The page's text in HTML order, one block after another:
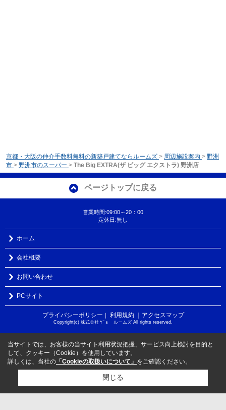
京都・大阪の仲介手数料無料の新築戸建てならルームズ > 周辺施設案内 > 野洲
市 > 野洲市のスーパー > The Big EXTRA(ザ ビッグ エクストラ) 野洲店
ページトップに戻る
営業時間:09:00～20：00
定休日:無し
ホーム
会社概要
お問い合わせ
PCサイト
プライバシーポリシー ｜ 利用規約 ｜アクセスマップ
Copyright(c) 株式会社Ｙ‘ｓ ルームズ All rights reserved.
当サイトでは、お客様の当サイト利用状況把握、サービス向上検討を目的と
して、クッキー（Cookie）を使用しています。
詳しくは、当社の 「Cookieの取扱いについて」 をご確認ください。
閉じる